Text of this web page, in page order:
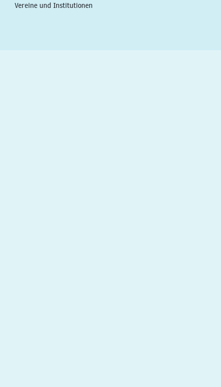
Vereine und Institutionen